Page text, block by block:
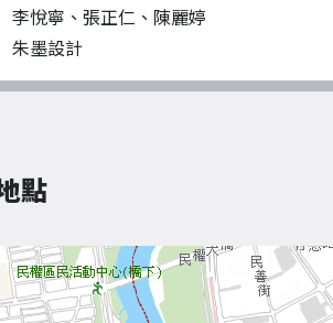
李悅寧、張正仁、陳麗婷
朱墨設計
點